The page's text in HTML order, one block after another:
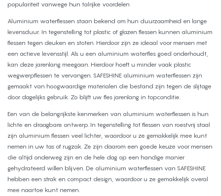
populariteit vanwege hun talrijke voordelen
Aluminium waterflessen staan ​​bekend om hun duurzaamheid en lange
levensduur. In tegenstelling tot plastic of glazen flessen kunnen aluminium
flessen tegen deuken en stoten. Hierdoor zijn ze ideaal voor mensen met
een actieve levensstijl. Als u een aluminium waterfles goed onderhoudt,
kan deze jarenlang meegaan. Hierdoor hoeft u minder vaak plastic
wegwerpflessen te vervangen. SAFESHINE aluminium waterflessen zijn
gemaakt van hoogwaardige materialen die bestand zijn tegen de slijtage
door dagelijks gebruik. Zo blijft uw fles jarenlang in topconditie.
Een van de belangrijkste kenmerken van aluminium waterflessen is hun
lichte en draagbare ontwerp. In tegenstelling tot flessen van roestvrij staal
zijn aluminium flessen veel lichter, waardoor u ze gemakkelijk mee kunt
nemen in uw tas of rugzak. Ze zijn daarom een ​​goede keuze voor mensen
die altijd onderweg zijn en de hele dag op een handige manier
gehydrateerd willen blijven. De aluminium waterflessen van SAFESHINE
hebben een strak en compact design, waardoor u ze gemakkelijk overal
mee naartoe kunt nemen.